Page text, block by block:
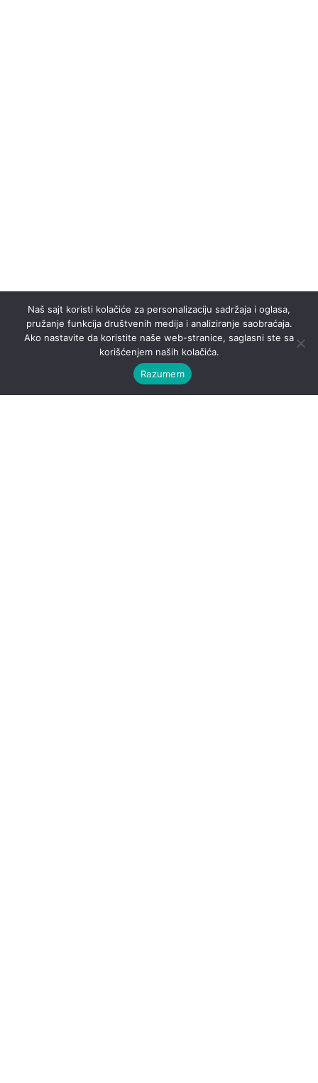
Naš sajt koristi kolačiće za personalizaciju sadržaja i oglasa,
pružanje funkcija društvenih medija i analiziranje saobraćaja.
Ako nastavite da koristite naše web-stranice, saglasni ste sa
korišćenjem naših kolačića.
Razumem